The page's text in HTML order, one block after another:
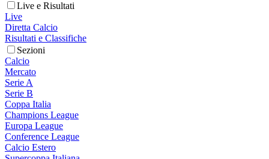
Live e Risultati
Live
Diretta Calcio
Risultati e Classifiche
Sezioni
Calcio
Mercato
Serie A
Serie B
Coppa Italia
Champions League
Europa League
Conference League
Calcio Estero